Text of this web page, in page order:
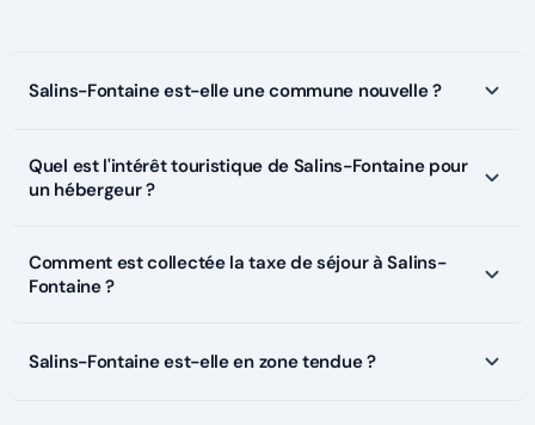
Salins-Fontaine est-elle une commune nouvelle ?
Quel est l'intérêt touristique de Salins-Fontaine pour
un hébergeur ?
Comment est collectée la taxe de séjour à Salins-
Fontaine ?
Salins-Fontaine est-elle en zone tendue ?